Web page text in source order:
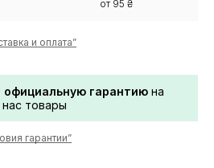
от 95 ₴
и оплата”
официальную гарантию на
товары
гарантии”